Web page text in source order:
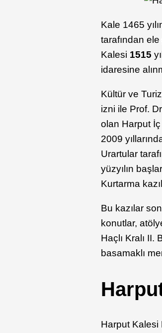
Kale 1465
tarafından
Kalesi 1515
idaresine
Kültür ve
izni ile Prof.
olan Harput İç
2009
Urartular
yüzyılın
Kurtarma
Bu kazılar
konutlar,
Haçlı Kralı II.
basamaklı
Harput Kalesi